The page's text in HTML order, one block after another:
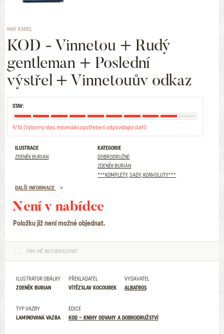
MAY KAREL
KOD - Vinnetou + Rudý
gentleman + Poslední
výstřel + Vinnetouův odkaz
STAV:
9/10 (Výborný stav, minimální opotřebení odpovídající stáří)
ILUSTRACE
ZDENĚK BURIAN
KATEGORIE
DOBRODRUŽNÉ
ZDENĚK BURIAN
***KOMPLETY, SADY, KONVOLUTY***
DALŠÍ INFORMACE
Není v nabídce
Položku již není možné objednat.
PRO MĚ NEZOBRAZOVAT
ILUSTRÁTOR OBÁLKY
ZDENĚK BURIAN
PŘEKLADATEL
VÍTĚZSLAV KOCOUREK
VYDAVATEL
ALBATROS
TYP VAZBY
LAMINOVANÁ VAZBA
EDICE
KOD – KNIHY ODVAHY A DOBRODRUŽSTVÍ